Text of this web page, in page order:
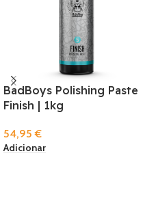
BadBoys Polishing Paste
Finish | 1kg
54,95€
Adicionar